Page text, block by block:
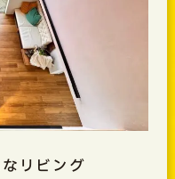
リビング